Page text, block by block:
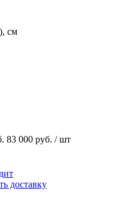
см
83 000 руб. / шт
доставку